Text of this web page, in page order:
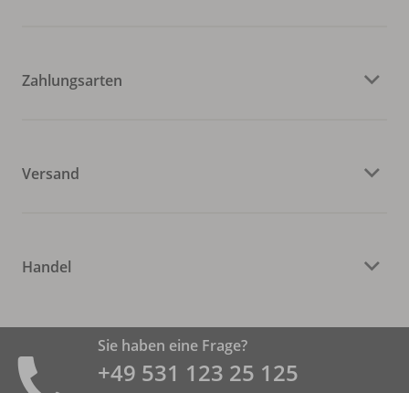
Zahlungsarten
Versand
Handel
Sie haben eine Frage?
+49 531 ­123 25 125